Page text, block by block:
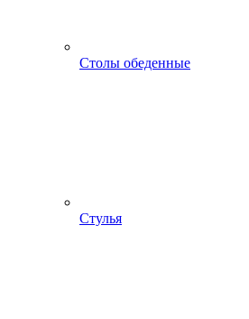
Столы обеденные
Стулья